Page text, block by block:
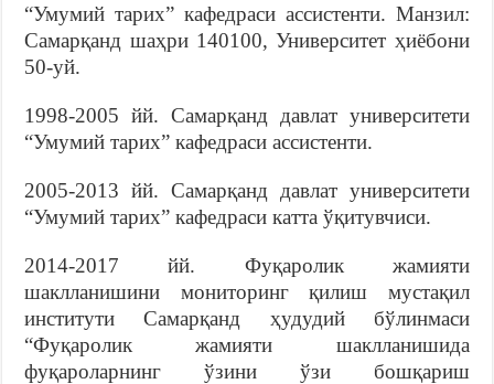
“Умумий тарих” кафедраси ассистенти. Манзил:
Самарқанд шаҳри 140100, Университет ҳиёбони
50-уй.
1998-2005 йй. Самарқанд давлат университети
“Умумий тарих” кафедраси ассистенти.
2005-2013 йй. Самарқанд давлат университети
“Умумий тарих” кафедраси катта ўқитувчиси.
2014-2017 йй. Фуқаролик жамияти
шаклланишини мониторинг қилиш мустақил
институти Самарқанд ҳудудий бўлинмаси
“Фуқаролик жамияти шаклланишида
фуқароларнинг ўзини ўзи бошқариш